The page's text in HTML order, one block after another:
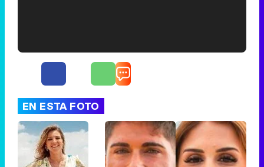
Tráiler de '33 días', la nueva serie de Atresplayer con Julián Villagrán y José Manuel Poga
EN ESTA FOTO